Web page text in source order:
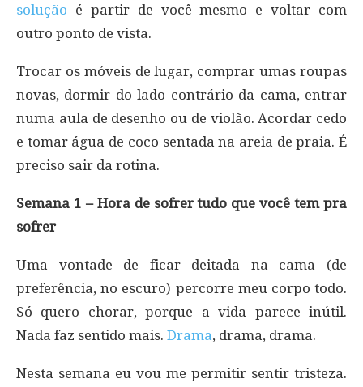
solução é partir de você mesmo e voltar com
outro ponto de vista.
Trocar os móveis de lugar, comprar umas roupas
novas, dormir do lado contrário da cama, entrar
numa aula de desenho ou de violão. Acordar cedo
e tomar água de coco sentada na areia de praia. É
preciso sair da rotina.
Semana 1 – Hora de sofrer tudo que você tem pra
sofrer
Uma vontade de ficar deitada na cama (de
preferência, no escuro) percorre meu corpo todo.
Só quero chorar, porque a vida parece inútil.
Nada faz sentido mais. Drama, drama, drama.
Nesta semana eu vou me permitir sentir tristeza.